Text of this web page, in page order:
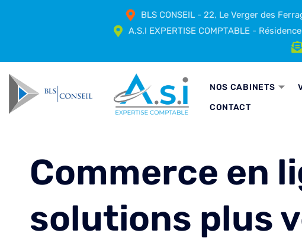
BLS CONSEIL - 22, Le Verger des
A.S.I EXPERTISE COMPTABLE -
NOS CABINETS
CONTACT
Commerce en
solutions plus